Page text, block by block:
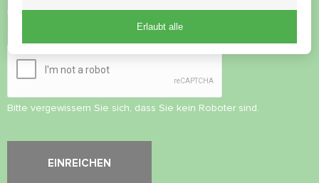
Datenschutzbestimmungenakzeptieren
Bitte vergewissern Sie sich, dass Sie kein Roboter sind.
Erlaubt alle